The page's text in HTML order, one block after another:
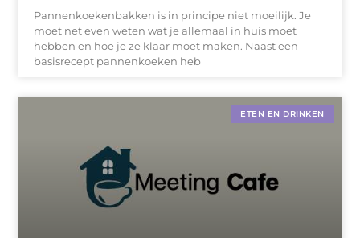
Pannenkoekenbakken is in principe niet moeilijk. Je
moet net even weten wat je allemaal in huis moet
hebben en hoe je ze klaar moet maken. Naast een
basisrecept pannenkoeken heb
ETEN EN DRINKEN